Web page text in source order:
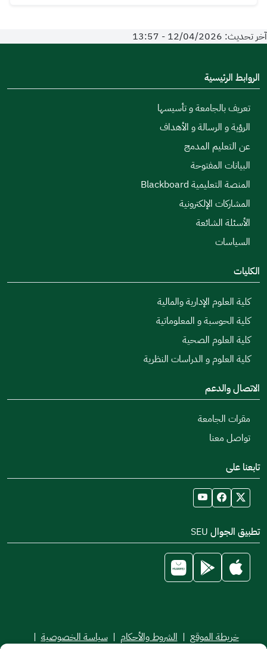
آخر تحديث: 12/04/2026 - 13:57
الروابط الرئيسية
تعريف بالجامعة و تأسيسها
الرؤية و الرسالة و الأهداف
عن التعليم المدمج
البيانات المفتوحة
المنصة التعليمية Blackboard
المشاركات الإلكترونية
الأسئلة الشائعة
السياسات
الكليات
كلية العلوم الإدارية والمالية
كلية الحوسبة و المعلوماتية
كلية العلوم الصحية
كلية العلوم و الدراسات النظرية
الاتصال والدعم
مقرات الجامعة
تواصل معنا
تابعنا على
تطبيق الجوال SEU
خريطة الموقع | الشروط والأحكام | سياسة الخصوصية |